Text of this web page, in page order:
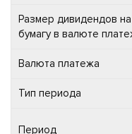
Размер дивидендов
бумагу в валюте
Валюта платежа
Тип периода
Период